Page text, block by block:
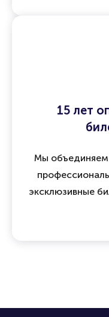
15 лет
Мы объединяем
эксклюзивные